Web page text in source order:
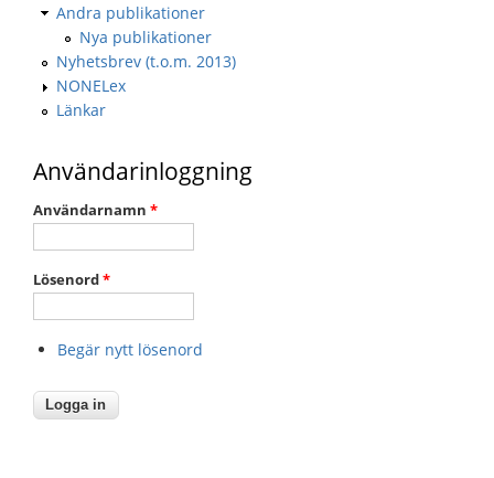
Andra publikationer
Nya publikationer
Nyhetsbrev (t.o.m. 2013)
NONELex
Länkar
Användarinloggning
Användarnamn *
Lösenord*
Begär nytt lösenord